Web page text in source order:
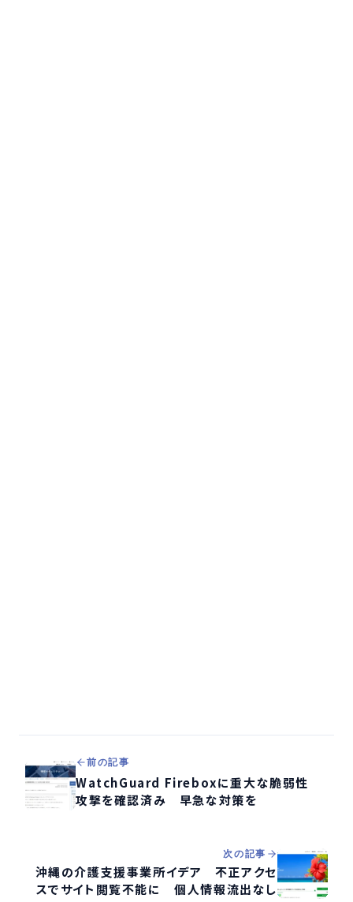
前の記事
WatchGuard Fireboxに重大な脆弱性
攻撃を確認済み 早急な対策を
次の記事
沖縄の介護支援事業所イデア 不正アクセ
スでサイト閲覧不能に 個人情報流出なし